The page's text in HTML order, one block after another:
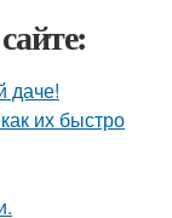
даче!
их быстро